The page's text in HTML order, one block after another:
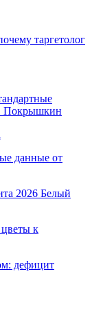
таргетолог
Покрышкин
данные от
2026 Белый
к
дефицит